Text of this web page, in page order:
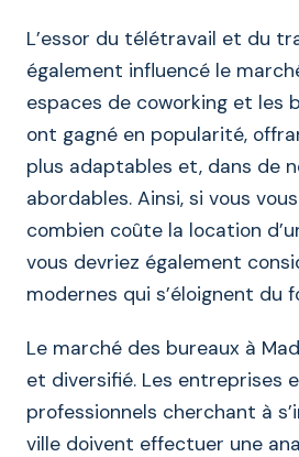
L’essor du télétravail et du
également influencé le
espaces de coworking et les
ont gagné en popularité,
plus adaptables et, dans de
abordables. Ainsi, si vous
combien coûte la location
vous devriez également
modernes qui s’éloignent du
Le marché des bureaux à
et diversifié. Les entreprises
professionnels cherchant à
ville doivent effectuer une